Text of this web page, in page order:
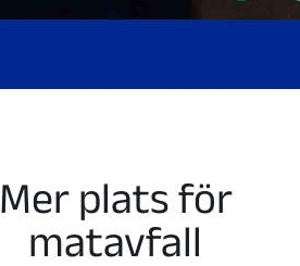
Mer plats för
matavfall